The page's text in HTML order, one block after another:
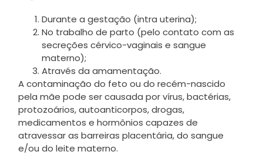
Durante a gestação (intra uterina);
No trabalho de parto (pelo contato com as
secreções cérvico-vaginais e sangue
materno);
Através da amamentação.
A contaminação do feto ou do recém-nascido
pela mãe pode ser causada por vírus, bactérias,
protozoários, autoanticorpos, drogas,
medicamentos e hormônios capazes de
atravessar as barreiras placentária, do sangue
e/ou do leite materno.